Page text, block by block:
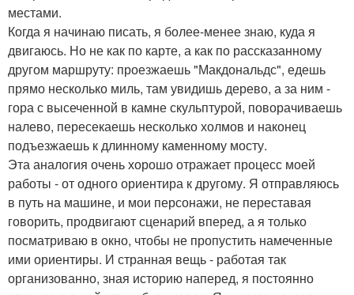
местами.
Когда я начинаю писать, я более-менее знаю, куда я
двигаюсь. Но не как по карте, а как по рассказанному
другом маршруту: проезжаешь "Макдональдс", едешь
прямо несколько миль, там увидишь дерево, а за ним -
гора с высеченной в камне скульптурой, поворачиваешь
налево, пересекаешь несколько холмов и наконец
подъезжаешь к длинному каменному мосту.
Эта аналогия очень хорошо отражает процесс моей
работы - от одного ориентира к другому. Я отправляюсь
в путь на машине, и мои персонажи, не переставая
говорить, продвигают сценарий вперед, а я только
посматриваю в окно, чтобы не пропустить намеченные
ими ориентиры. И странная вещь - работая так
организованно, зная историю наперед, я постоянно